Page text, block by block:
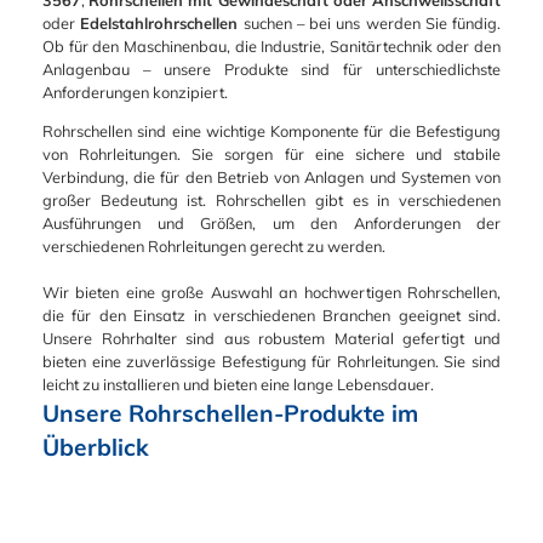
oder Edelstahlrohrschellen suchen – bei uns werden Sie fündig.
Ob für den Maschinenbau, die Industrie, Sanitärtechnik oder den
Anlagenbau – unsere Produkte sind für unterschiedlichste
Anforderungen konzipiert.
Rohrschellen sind eine wichtige Komponente für die Befestigung
von Rohrleitungen. Sie sorgen für eine sichere und stabile
Verbindung, die für den Betrieb von Anlagen und Systemen von
großer Bedeutung ist. Rohrschellen gibt es in verschiedenen
Ausführungen und Größen, um den Anforderungen der
verschiedenen Rohrleitungen gerecht zu werden.
Wir bieten eine große Auswahl an hochwertigen Rohrschellen,
die für den Einsatz in verschiedenen Branchen geeignet sind.
Unsere Rohrhalter sind aus robustem Material gefertigt und
bieten eine zuverlässige Befestigung für Rohrleitungen. Sie sind
leicht zu installieren und bieten eine lange Lebensdauer.
Unsere Rohrschellen-Produkte im
Überblick